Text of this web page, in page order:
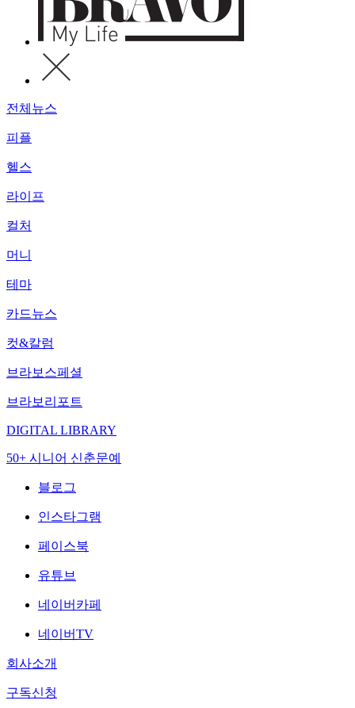
전체뉴스
피플
헬스
라이프
컬처
머니
테마
카드뉴스
컷&칼럼
브라보스페셜
브라보리포트
DIGITAL LIBRARY
50+ 시니어 신춘문예
블로그
인스타그램
페이스북
유튜브
네이버카페
네이버TV
회사소개
구독신청